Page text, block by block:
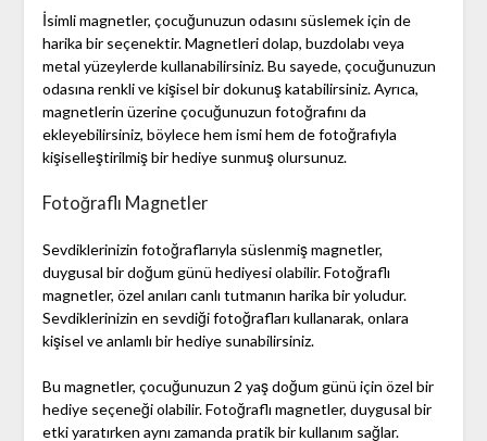
İsimli magnetler, çocuğunuzun odasını süslemek için de
harika bir seçenektir. Magnetleri dolap, buzdolabı veya
metal yüzeylerde kullanabilirsiniz. Bu sayede, çocuğunuzun
odasına renkli ve kişisel bir dokunuş katabilirsiniz. Ayrıca,
magnetlerin üzerine çocuğunuzun fotoğrafını da
ekleyebilirsiniz, böylece hem ismi hem de fotoğrafıyla
kişiselleştirilmiş bir hediye sunmuş olursunuz.
Fotoğraflı Magnetler
Sevdiklerinizin fotoğraflarıyla süslenmiş magnetler,
duygusal bir doğum günü hediyesi olabilir. Fotoğraflı
magnetler, özel anıları canlı tutmanın harika bir yoludur.
Sevdiklerinizin en sevdiği fotoğrafları kullanarak, onlara
kişisel ve anlamlı bir hediye sunabilirsiniz.
Bu magnetler, çocuğunuzun 2 yaş doğum günü için özel bir
hediye seçeneği olabilir. Fotoğraflı magnetler, duygusal bir
etki yaratırken aynı zamanda pratik bir kullanım sağlar.